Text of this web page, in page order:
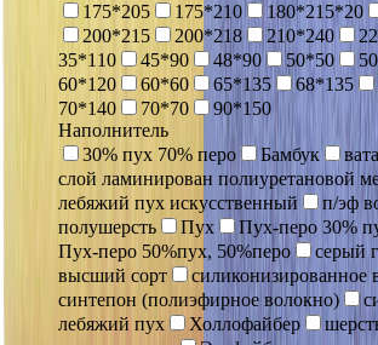
175*205
175*210 180*215*20
200*215
200*218 210*240
35*110
45*90 48*90 50*50
60*120
60*60 65*135 68*135
70*140
70*70
90*150
Наполнитель
30% пух 70% перо
Бамбук
слой ламинирован полиуретановой
лебяжий пух искусственный
п/эф
полушерсть
Пух
Пух-перо 30%
Пух-перо 50%пух, 50%перо
серый
высший сорт
силиконизированное
синтепон (полиэфирное волокно)
лебяжий пух
Холлофайбер